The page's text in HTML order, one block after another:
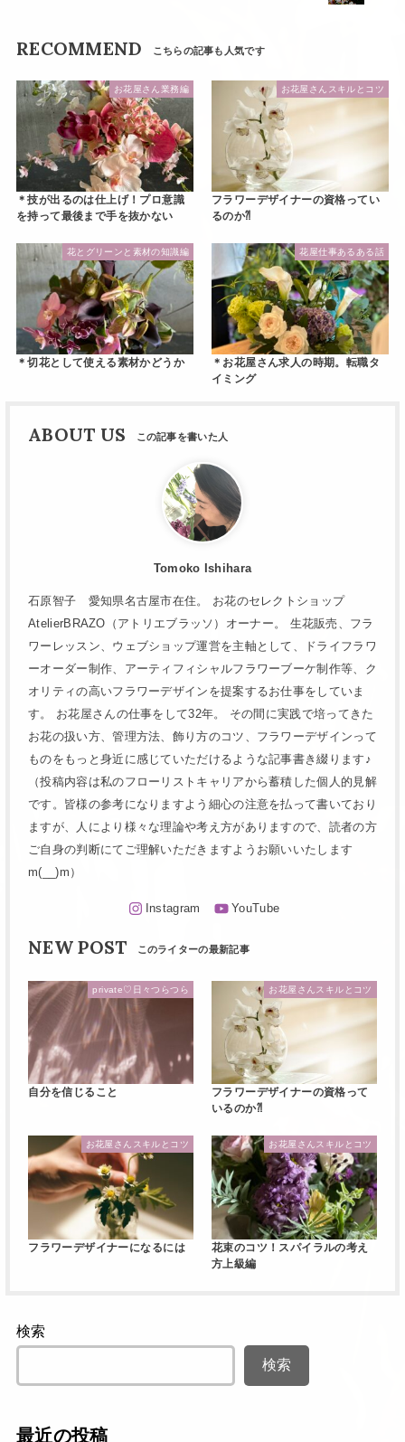
RECOMMEND
お花屋さん業務編
＊技が出るのは仕上げ！プロ意識
を持って最後まで手を抜かない
お花屋さんスキルとコツ
フラワーデザイナーの資格ってい
るのか⁈
花とグリーンと素材の知識編
＊切花として使える素材かどうか
花屋仕事あるある話
＊お花屋さん求人の時期。転職タ
イミング
ABOUT US
Tomoko Ishihara
石原智子 愛知県名古屋市在住。 お花のセレクトショップ
AtelierBRAZO（アトリエブラッソ）オーナー。 生花販売、フラ
ワーレッスン、ウェブショップ運営を主軸として、ドライフラワ
ーオーダー制作、アーティフィシャルフラワーブーケ制作等、ク
オリティの高いフラワーデザインを提案するお仕事をしていま
す。 お花屋さんの仕事をして32年。 その間に実践で培ってきた
お花の扱い方、管理方法、飾り方のコツ、フラワーデザインって
ものをもっと身近に感じていただけるような記事書き綴ります♪
（投稿内容は私のフローリストキャリアから蓄積した個人的見解
です。皆様の参考になりますよう細心の注意を払って書いており
ますが、人により様々な理論や考え方がありますので、読者の方
ご自身の判断にてご理解いただきますようお願いいたします
m(__)m）
NEW POST
private♡日々つらつら
自分を信じること
お花屋さんスキルとコツ
フラワーデザイナーの資格って
いるのか⁈
お花屋さんスキルとコツ
フラワーデザイナーになるには
お花屋さんスキルとコツ
花束のコツ！スパイラルの考え
方上級編
検索
検索
最近の投稿